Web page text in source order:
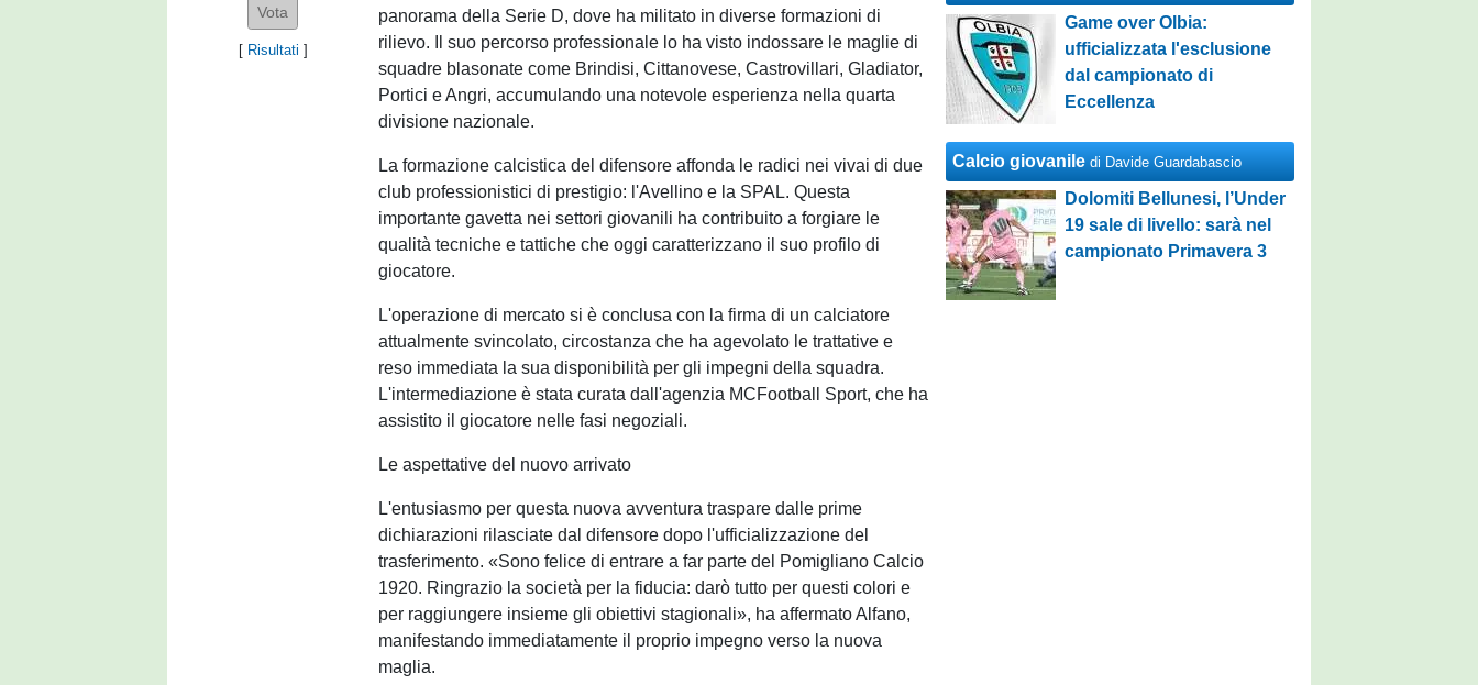
[ Risultati ]
panorama della Serie D, dove ha militato in diverse formazioni di
rilievo. Il suo percorso professionale lo ha visto indossare le maglie di
squadre blasonate come Brindisi, Cittanovese, Castrovillari, Gladiator,
Portici e Angri, accumulando una notevole esperienza nella quarta
divisione nazionale.
La formazione calcistica del difensore affonda le radici nei vivai di due
club professionistici di prestigio: l'Avellino e la SPAL. Questa
importante gavetta nei settori giovanili ha contribuito a forgiare le
qualità tecniche e tattiche che oggi caratterizzano il suo profilo di
giocatore.
L'operazione di mercato si è conclusa con la firma di un calciatore
attualmente svincolato, circostanza che ha agevolato le trattative e
reso immediata la sua disponibilità per gli impegni della squadra.
L'intermediazione è stata curata dall'agenzia MCFootball Sport, che ha
assistito il giocatore nelle fasi negoziali.
Le aspettative del nuovo arrivato
L'entusiasmo per questa nuova avventura traspare dalle prime
dichiarazioni rilasciate dal difensore dopo l'ufficializzazione del
trasferimento. «Sono felice di entrare a far parte del Pomigliano Calcio
1920. Ringrazio la società per la fiducia: darò tutto per questi colori e
per raggiungere insieme gli obiettivi stagionali», ha affermato Alfano,
manifestando immediatamente il proprio impegno verso la nuova
maglia.
Game over Olbia:
ufficializzata l'esclusione
dal campionato di
Eccellenza
Calcio giovanile di Davide Guardabascio
Dolomiti Bellunesi, l’Under
19 sale di livello: sarà nel
campionato Primavera 3